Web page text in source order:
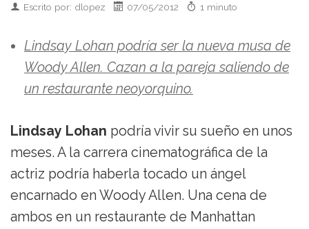
Escrito por: dlopez 07/05/2012 1 minuto
Lindsay Lohan podría ser la nueva musa de
Woody Allen. Cazan a la pareja saliendo de
un restaurante neoyorquino.
Lindsay Lohan podría vivir su sueño en unos
meses. A la carrera cinematográfica de la
actriz podría haberla tocado un ángel
encarnado en Woody Allen. Una cena de
ambos en un restaurante de Manhattan